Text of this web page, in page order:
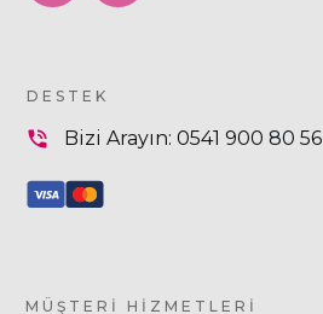
DESTEK
Bizi Arayın: 0541 900 80 56
MÜŞTERI HIZMETLERI